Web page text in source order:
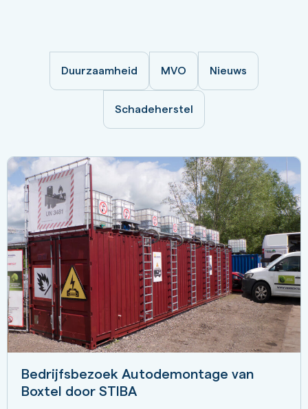
Duurzaamheid MVO Nieuws
Schadeherstel
Bedrijfsbezoek Autodemontage van
Boxtel door STIBA